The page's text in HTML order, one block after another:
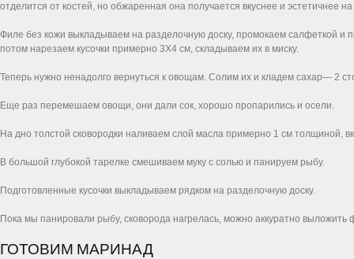
отделится от костей, но обжаренная она получается вкуснее и эстетичнее
Филе без кожи выкладываем на разделочную доску, промокаем салфеткой и
потом нарезаем кусочки примерно 3Х4 см, складываем их в миску.
Теперь нужно ненадолго вернуться к овощам. Солим их и кладем сахар― 2
Еще раз перемешаем овощи, они дали сок, хорошо пропарились и осели.
На дно толстой сковородки наливаем слой масла примерно 1 см толщиной,
В большой глубокой тарелке смешиваем муку с солью и панируем рыбу.
Подготовленные кусочки выкладываем рядком на разделочную доску.
Пока мы панировали рыбу, сковорода нагрелась, можно аккуратно
ГОТОВИМ МАРИНАД